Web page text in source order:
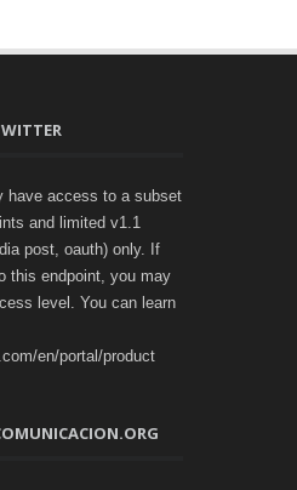
have access to a subset
and limited v1.1
post, oauth) only. If
this endpoint, you may
level. You can learn
en/portal/product